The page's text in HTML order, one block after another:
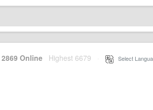
2869 Online Highest 6679 Select